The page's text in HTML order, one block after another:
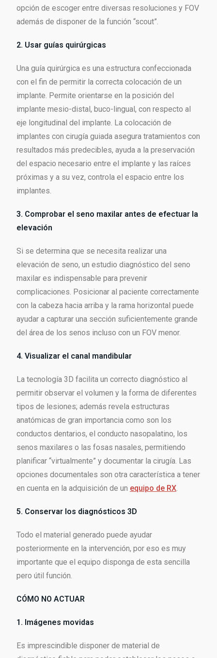
opción de escoger entre diversas resoluciones y FOV
además de disponer de la función “scout”.
2. Usar guías quirúrgicas
Una guía quirúrgica es una estructura confeccionada
con el fin de permitir la correcta colocación de un
implante. Permite orientarse en la posición del
implante mesio-distal, buco-lingual, con respecto al
eje longitudinal del implante. La colocación de
implantes con cirugía guiada asegura tratamientos con
resultados más predecibles, ayuda a la preservación
del espacio necesario entre el implante y las raíces
próximas y a su vez, controla el espacio entre los
implantes.
3. Comprobar el seno maxilar antes de efectuar la
elevación
Si se determina que se necesita realizar una
elevación de seno, un estudio diagnóstico del seno
maxilar es indispensable para prevenir
complicaciones. Posicionar al paciente correctamente
con la cabeza hacia arriba y la rama horizontal puede
ayudar a capturar una sección suficientemente grande
del área de los senos incluso con un FOV menor.
4. Visualizar el canal mandibular
La tecnología 3D facilita un correcto diagnóstico al
permitir observar el volumen y la forma de diferentes
tipos de lesiones; además revela estructuras
anatómicas de gran importancia como son los
conductos dentarios, el conducto nasopalatino, los
senos maxilares o las fosas nasales, permitiendo
planificar “virtualmente” y documentar la cirugía. Las
opciones documentales son otra característica a tener
en cuenta en la adquisición de un equipo de RX.
5. Conservar los diagnósticos 3D
Todo el material generado puede ayudar
posteriormente en la intervención, por eso es muy
importante que el equipo disponga de esta sencilla
pero útil función.
CÓMO NO ACTUAR
1. Imágenes movidas
Es imprescindible disponer de material de